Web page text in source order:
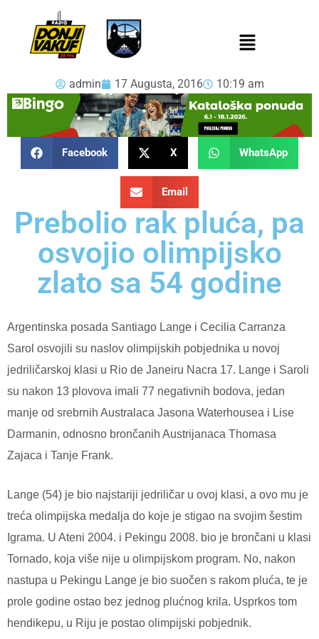
admin 17 Augusta, 2016 10:19 am
Facebook X WhatsApp
Email
Prebolio rak pluća, pa
osvojio olimpijsko
zlato sa 54 godine
Argentinska posada Santiago Lange i Cecilia Carranza
Sarol osvojili su naslov olimpijskih pobjednika u novoj
jedriličarskoj klasi u Rio de Janeiru Nacra 17. Lange i Saroli
su nakon 13 plovova imali 77 negativnih bodova, jedan
manje od srebrnih Australaca Jasona Waterhousea i Lise
Darmanin, odnosno brončanih Austrijanaca Thomasa
Zajaca i Tanje Frank.
Lange (54) je bio najstariji jedriličar u ovoj klasi, a ovo mu je
treća olimpijska medalja do koje je stigao na svojim šestim
Igrama. U Ateni 2004. i Pekingu 2008. bio je brončani u klasi
Tornado, koja više nije u olimpijskom program. No, nakon
nastupa u Pekingu Lange je bio suočen s rakom pluća, te je
prole godine ostao bez jednog plućnog krila. Usprkos tom
hendikepu, u Riju je postao olimpijski pobjednik.